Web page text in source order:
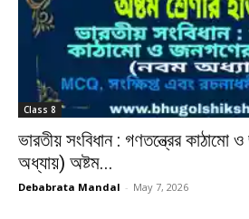
Class 8
ভারতীয় সংবিধান : গণতন্ত্রের
অধ্যায়) অষ্টম...
Debabrata Mandal - May 7, 2026